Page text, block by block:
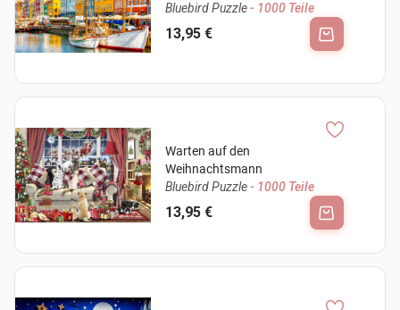
Bluebird Puzzle- 1000 Teile
13,95 €
Warten auf den
Weihnachtsmann
Bluebird Puzzle- 1000 Teile
13,95 €